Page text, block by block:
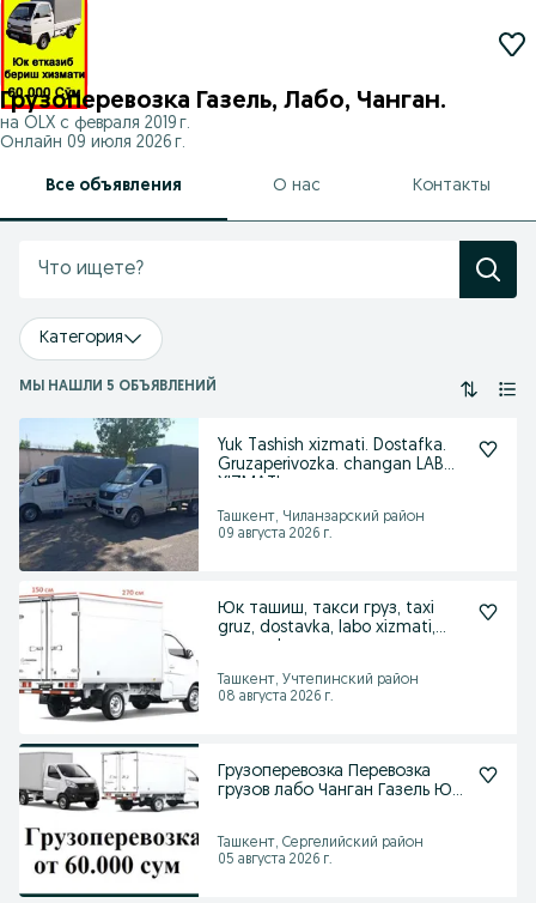
Грузоперевозка Газель, Лабо, Чанган.
на OLX с февраля 2019 г.
Онлайн 09 июля 2026 г.
Все объявления О нас Контакты
Категория
МЫ НАШЛИ 5 ОБЪЯВЛЕНИЙ
Yuk Tashish xizmati. Dostafka.
Gruzaperivozka. changan LABO
Ташкент, Чиланзарский район
09 августа 2026 г.
Юк ташиш, такси груз, taxi
gruz, dostavka, labo xizmati,
Ташкент, Учтепинский район
08 августа 2026 г.
Грузоперевозка Перевозка
грузов лабо Чанган Газель Юк
Ташкент, Сергелийский район
05 августа 2026 г.